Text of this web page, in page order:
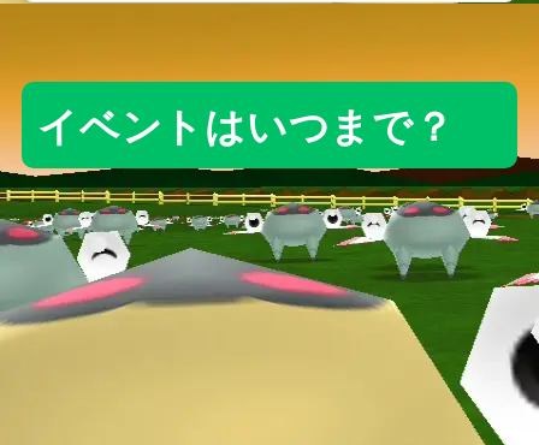
イベントはいつまで？